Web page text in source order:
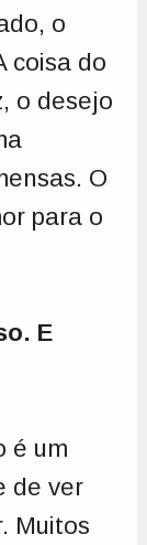
o
coisa do
o desejo
O
para o
E
é um
de ver
Muitos